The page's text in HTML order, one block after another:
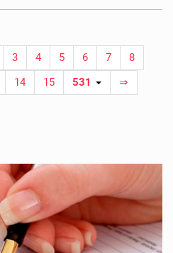
3 4 5 6 7
8
14 15 531
⇒